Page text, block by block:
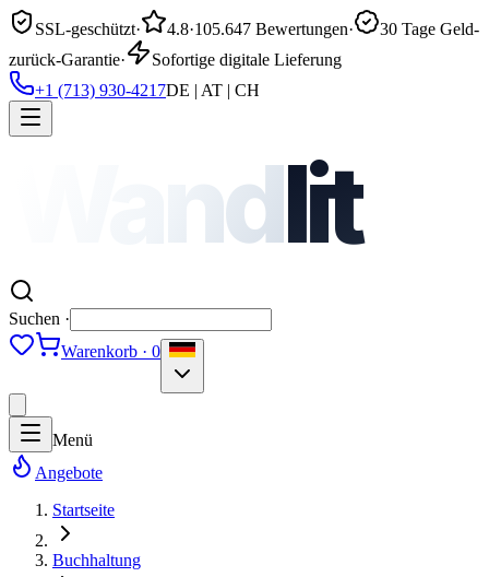
SSL-geschützt· 4.8·105.647 Bewertungen·
30 Tage Geld-
zurück-Garantie·
Sofortige digitale Lieferung
+1 (713) 930-4217DE | AT | CH
Wandlit
Suchen ·
Warenkorb · 0
Menü
Angebote
Startseite
Buchhaltung